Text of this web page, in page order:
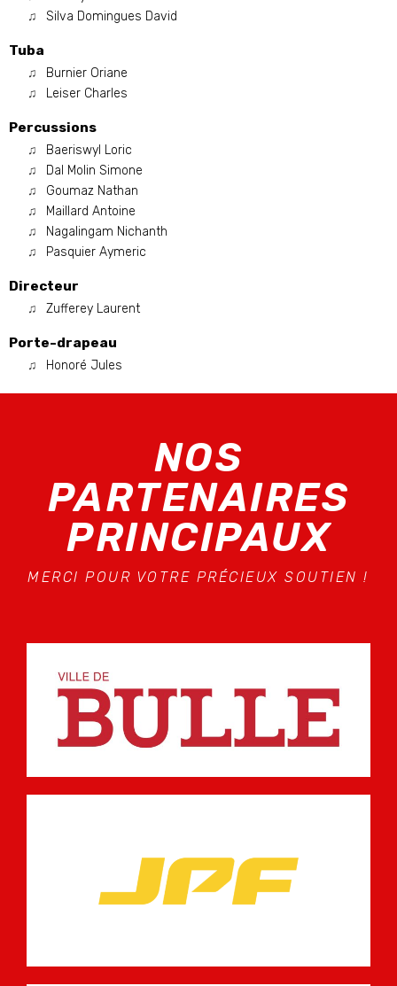
Silva Domingues David
Tuba
Burnier Oriane
Leiser Charles
Percussions
Baeriswyl Loric
Dal Molin Simone
Goumaz Nathan
Maillard Antoine
Nagalingam Nichanth
Pasquier Aymeric
Directeur
Zufferey Laurent
Porte-drapeau
Honoré Jules
NOS
PARTENAIRES
PRINCIPAUX
MERCI POUR VOTRE PRÉCIEUX SOUTIEN !